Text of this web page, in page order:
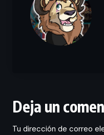
Deja un
Tu dirección de correo